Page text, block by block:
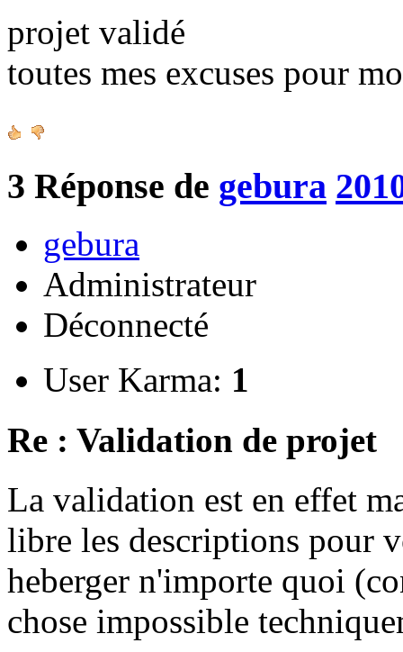
projet validé
toutes mes excuses pour
3 Réponse de gebura
gebura
Administrateur
Déconnecté
User Karma: 1
Re : Validation de projet
La validation est en effet
libre les descriptions pour
heberger n'importe quoi
chose impossible